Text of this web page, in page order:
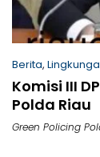
Berita,
Komisi III
Polda Riau
Green Policing